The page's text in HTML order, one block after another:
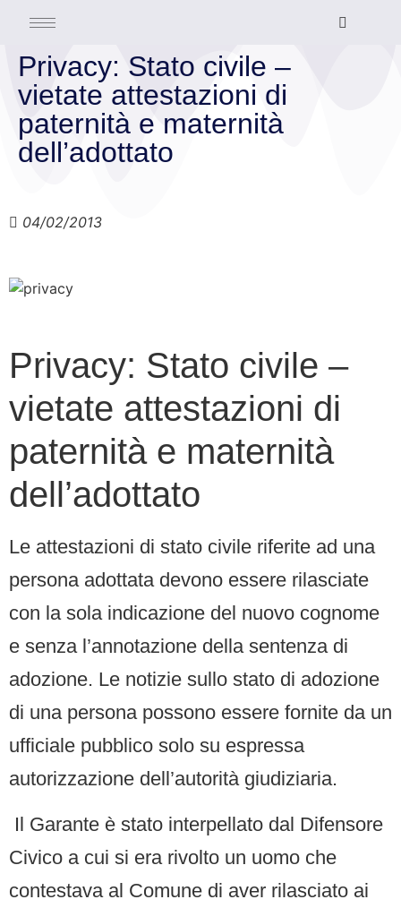
Privacy: Stato civile –
vietate attestazioni di
paternità e maternità
dell’adottato
04/02/2013
Privacy: Stato civile –
vietate attestazioni di
paternità e maternità
dell’adottato
Le attestazioni di stato civile riferite ad una
persona adottata devono essere rilasciate
con la sola indicazione del nuovo cognome
e senza l’annotazione della sentenza di
adozione. Le notizie sullo stato di adozione
di una persona possono essere fornite da un
ufficiale pubblico solo su espressa
autorizzazione dell’autorità giudiziaria.
Il Garante è stato interpellato dal Difensore
Civico a cui si era rivolto un uomo che
contestava al Comune di aver rilasciato ai